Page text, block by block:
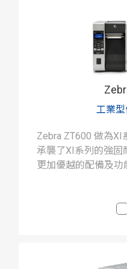
工業
Zebra ZT600 做為XI
承襲了XI系列的強固
更加優越的配備及功